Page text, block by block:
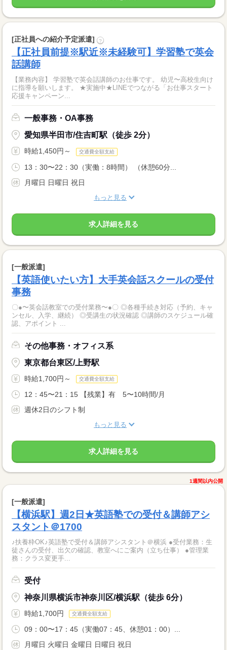
[正社員への紹介予定派遣] ?
【正社員前提※駅近※未経験可】学習塾で英会
話講師
【業務内容】 学習塾で英会話講師のお仕事です。 幼児〜高校生向け
に指導を願いします。 ★実施中★LINEでつながる「お仕事スタート
応援キャンペーン...
一般事務・OA事務
愛知県半田市/住吉町駅（徒歩 2分）
時給1,450円～ 交通費全額支給
13：30〜22：30（実働：8時間） （休憩60分...
月曜日 日曜日 祝日
もっと見る
求人詳細を見る
[一般派遣]
【英語使いたい方】大手英会話スクールの受付
事務
〇●〜英会話教室での受付業務〜●〇 ◎各種手続き対応（予約、キャ
ンセル、入学、継続） ◎受講生の状況確認 ◎講師のスケジュール確
認、アポイント ...
その他事務・オフィス系
東京都台東区/上野駅
時給1,700円～ 交通費全額支給
12：45〜21：15 【残業】有 5〜10時間/月
週休2日のシフト制
もっと見る
求人詳細を見る
1週間以内公開
[一般派遣]
【横浜駅】週2日★英語塾での受付＆講師アシ
スタント＠1700
♪扶養枠OK♪英語塾で受付＆講師アシスタント＠横浜 ●受付業務：生
徒さんの受付、出欠の確認、教室へにご案内（立ち仕事） ●管理業
務：クラス変更手...
受付
神奈川県横浜市神奈川区/横浜駅（徒歩 6分）
時給1,700円 交通費全額支給
09：00〜17：45（実働07：45、休憩01：00）...
月曜日 火曜日 金曜日 日曜日 祝日